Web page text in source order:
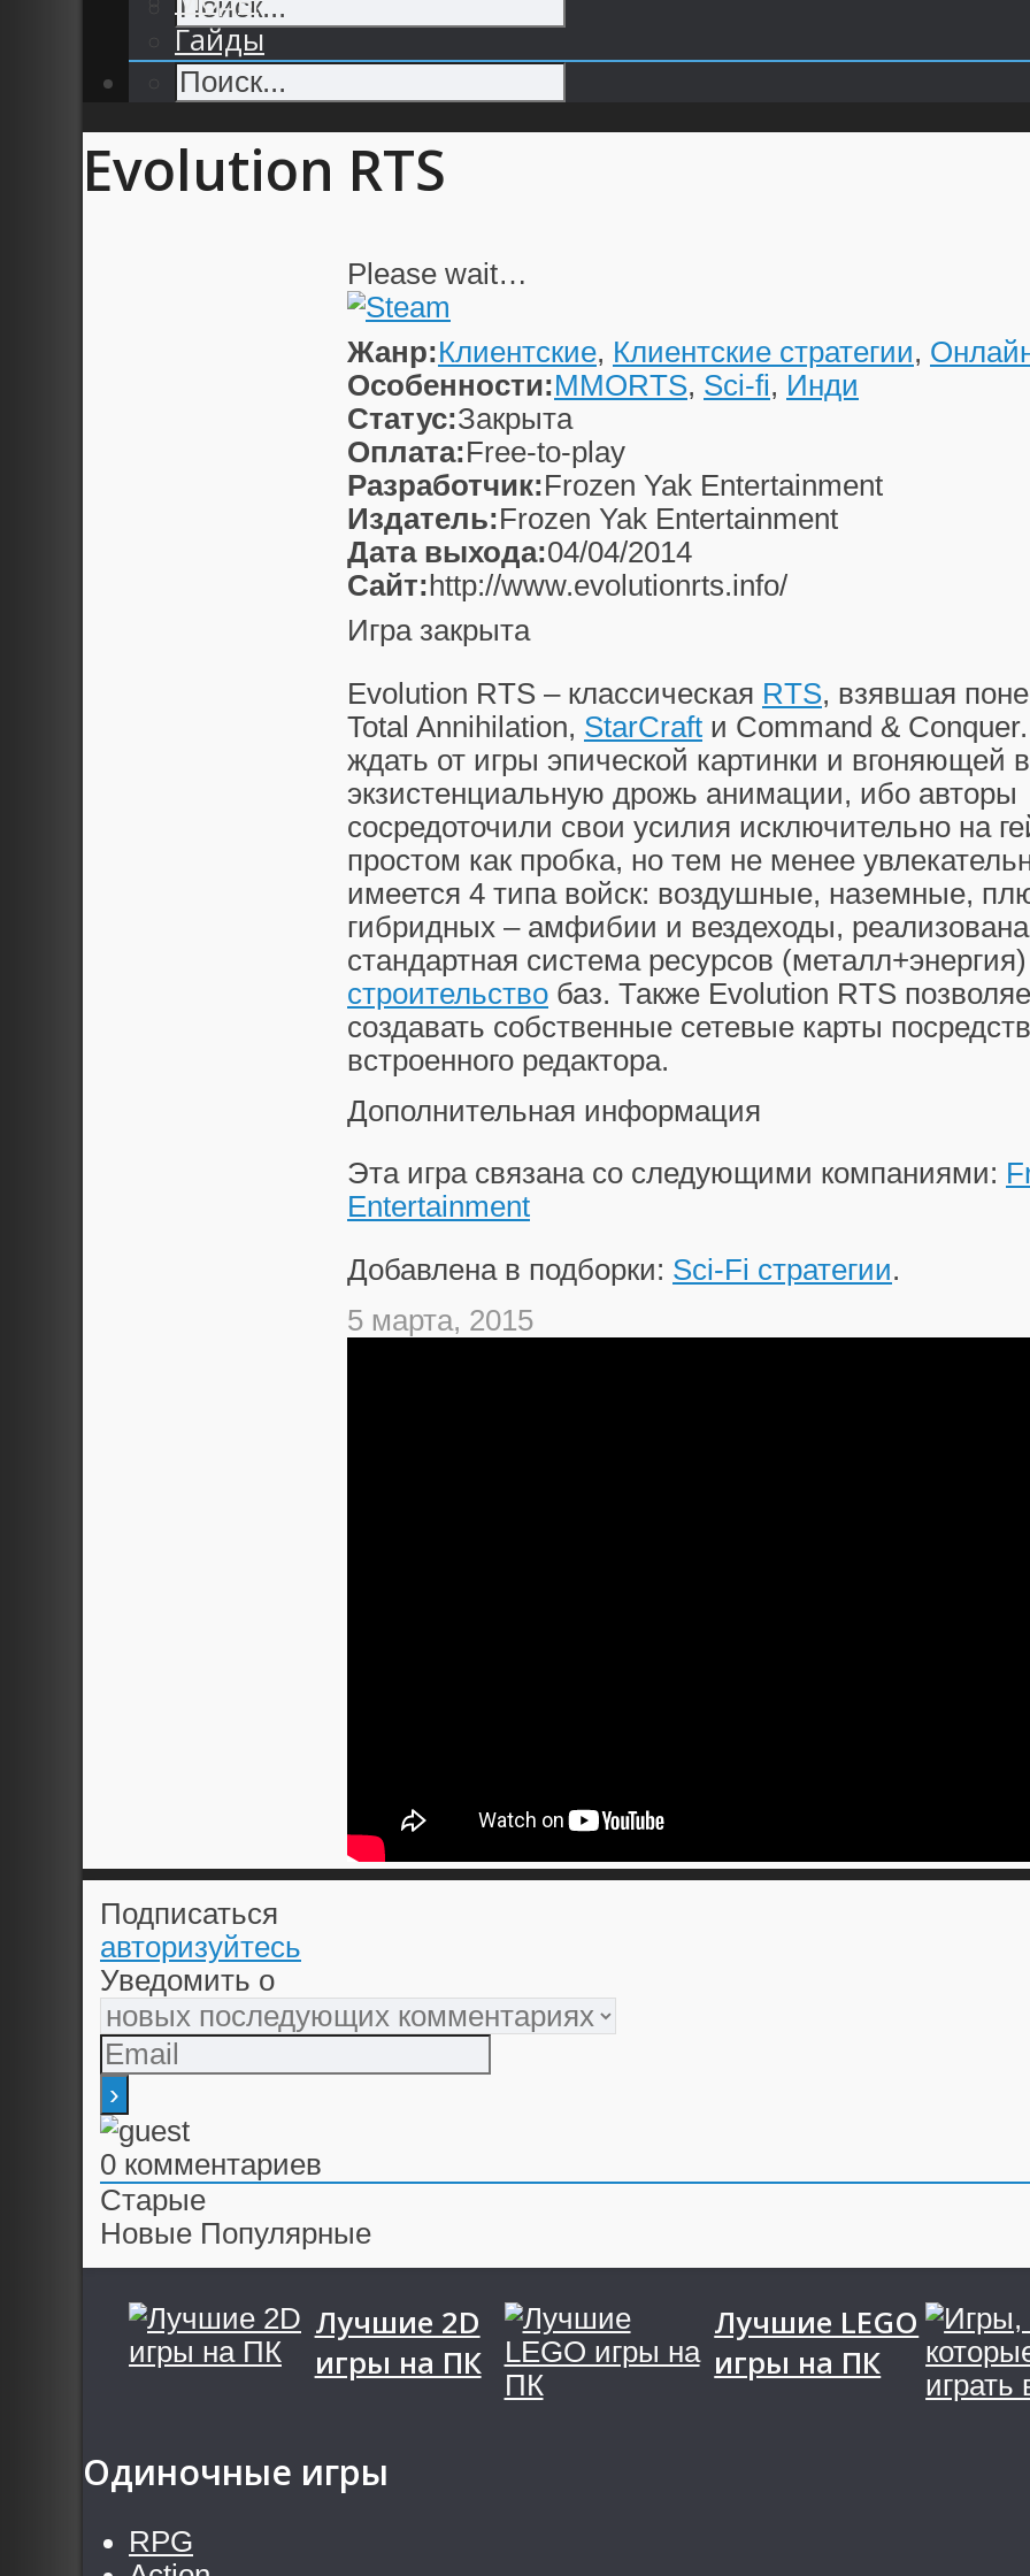
Гайды
Evolution RTS
Please wait…
Жанр:Клиентские, Клиентские стратегии,
Особенности:MMORTS, Sci-fi, Инди
Статус:Закрыта
Оплата:Free-to-play
Разработчик:Frozen Yak Entertainment
Издатель:Frozen Yak Entertainment
Дата выхода:04/04/2014
Сайт: http://www.evolutionrts.info/
Игра закрыта
Evolution RTS – классическая RTS, взявшая
Total Annihilation, StarCraft и Command &
ждать от игры эпической картинки и вгоняющей в
экзистенциальную дрожь анимации, ибо авторы
сосредоточили свои усилия исключительно на
простом как пробка, но тем не менее
имеется 4 типа войск: воздушные, наземные,
гибридных – амфибии и вездеходы, реализована
стандартная система ресурсов
строительство баз. Также Evolution RTS
создавать собственные сетевые карты
встроенного редактора.
Дополнительная информация
Эта игра связана со следующими компаниями:
Entertainment
Добавлена в подборки: Sci-Fi стратегии.
5 марта, 2015
Подписаться
авторизуйтесь
Уведомить о
0 комментариев
Старые
Новые Популярные
Лучшие 2D
игры на ПК
Лучшие LEGO
игры на ПК
Одиночные игры
RPG